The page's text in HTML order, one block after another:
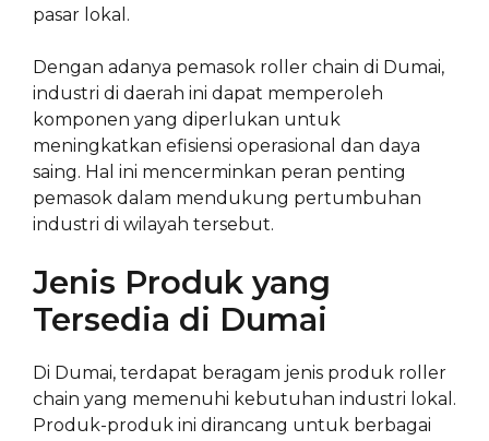
pasar lokal.
Dengan adanya pemasok roller chain di Dumai,
industri di daerah ini dapat memperoleh
komponen yang diperlukan untuk
meningkatkan efisiensi operasional dan daya
saing. Hal ini mencerminkan peran penting
pemasok dalam mendukung pertumbuhan
industri di wilayah tersebut.
Jenis Produk yang
Tersedia di Dumai
Di Dumai, terdapat beragam jenis produk roller
chain yang memenuhi kebutuhan industri lokal.
Produk-produk ini dirancang untuk berbagai